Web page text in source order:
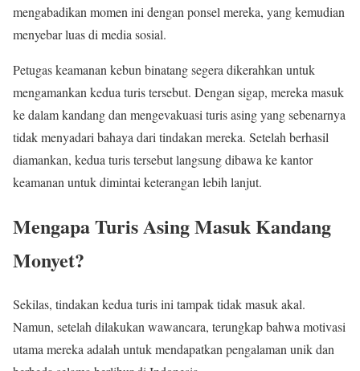
mengabadikan momen ini dengan ponsel mereka, yang kemudian
menyebar luas di media sosial.
Petugas keamanan kebun binatang segera dikerahkan untuk
mengamankan kedua turis tersebut. Dengan sigap, mereka masuk
ke dalam kandang dan mengevakuasi turis asing yang sebenarnya
tidak menyadari bahaya dari tindakan mereka. Setelah berhasil
diamankan, kedua turis tersebut langsung dibawa ke kantor
keamanan untuk dimintai keterangan lebih lanjut.
Mengapa Turis Asing Masuk Kandang
Monyet?
Sekilas, tindakan kedua turis ini tampak tidak masuk akal.
Namun, setelah dilakukan wawancara, terungkap bahwa motivasi
utama mereka adalah untuk mendapatkan pengalaman unik dan